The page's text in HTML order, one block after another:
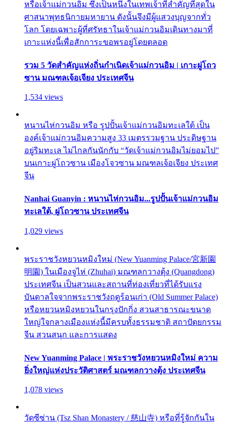
หรือเจ้าแม่กวนอิม ซึ่งเป็นหนึ่งในเทพเจ้าที่สำคัญที่สุดใน
ศาสนาพุทธนิกายมหายาน ดังนั้นจึงมีผู้แสวงบุญจากทั่ว
โลก โดยเฉพาะผู้ที่ศรัทธาในเจ้าแม่กวนอิมเดินทางมาที่
เกาะแห่งนี้เพื่อสักการะขอพรอยู่โดยตลอด
รวม 5 วัดสำคัญแห่งถิ่นกำเนิดเจ้าแม่กวนอิม | เกาะผู่โถว
ซาน มณฑลเจ้อเจียง ประเทศจีน
1,534 views
หนานไห่กวนอิม หรือ รูปปั้นเจ้าแม่กวนอิมทะเลใต้ เป็น
องค์เจ้าแม่กวนอิมความสูง 33 เมตรรวมฐาน ประดิษฐาน
อยู่ริมทะเล ไม่ไกลกันนักกับ “วัดเจ้าแม่กวนอิมไม่ยอมไป”
บนเกาะผู่โถวซาน เมืองโจวซาน มณฑลเจ้อเจียง ประเทศ
จีน
Nanhai Guanyin : หนานไห่กวนอิม...รูปปั้นเจ้าแม่กวนอิม
ทะเลใต้, ผู่โถวซาน ประเทศจีน
1,029 views
พระราชวังหยวนหมิงใหม่ (New Yuanming Palace/宮新園
明園) ในเมืองจูไห่ (Zhuhai) มณฑลกวางตุ้ง (Quangdong)
ประเทศจีน เป็นสวนและสถานที่ท่องเที่ยวที่ได้รับแรง
บันดาลใจจากพระราชวังฤดูร้อนเก่า (Old Summer Palace)
หรือหยวนหมิงหยวนในกรุงปักกิ่ง สวนสาธารณะขนาด
ใหญ่ใจกลางเมืองแห่งนี้มีครบทั้งธรรมชาติ สถาปัตยกรรม
จีน สวนสนุก และการแสดง
New Yuanming Palace | พระราชวังหยวนหมิงใหม่ ความ
ยิ่งใหญ่แห่งประวัติศาสตร์ มณฑลกวางตุ้ง ประเทศจีน
1,078 views
วัดซีซ่าน (Tsz Shan Monastery / 慈山寺) หรือที่รู้จักกันใน